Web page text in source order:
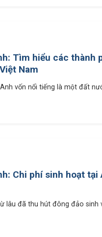
Tìm hiểu các thành
Nam
vốn nổi tiếng là một đất
Chi phí sinh hoạt
lâu đã thu hút đông đảo sinh